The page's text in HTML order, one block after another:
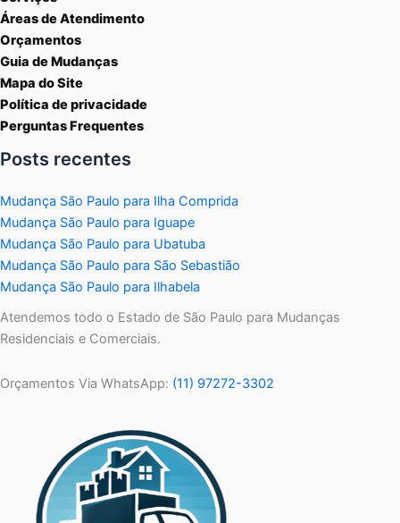
Áreas de Atendimento
Orçamentos
Guia de Mudanças
Mapa do Site
Política de privacidade
Perguntas Frequentes
Posts recentes
Mudança São Paulo para Ilha Comprida
Mudança São Paulo para Iguape
Mudança São Paulo para Ubatuba
Mudança São Paulo para São Sebastião
Mudança São Paulo para Ilhabela
Atendemos todo o Estado de São Paulo para Mudanças
Residenciais e Comerciais.
Orçamentos Via WhatsApp: (11) 97272-3302